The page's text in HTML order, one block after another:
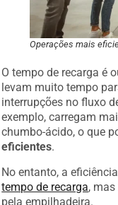
Operações mais
O tempo de recarga é
levam muito tempo
interrupções no fluxo
exemplo, carregam
chumbo-ácido, o que
eficientes
No entanto, a
tempo de recarga
,
pela empilhadeira.